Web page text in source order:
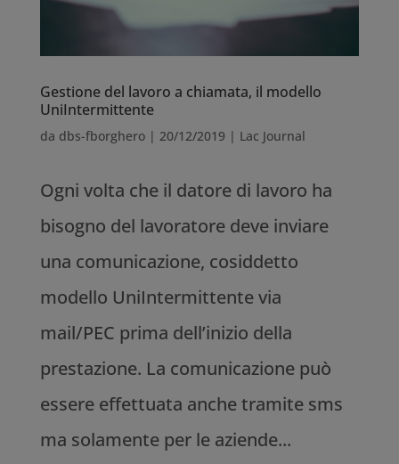
Gestione del lavoro a chiamata, il modello
UniIntermittente
da dbs-fborghero| 20/12/2019 | Lac Journal
Ogni volta che il datore di lavoro ha
bisogno del lavoratore deve inviare
una comunicazione, cosiddetto
modello UniIntermittente via
mail/PEC prima dell’inizio della
prestazione. La comunicazione può
essere effettuata anche tramite sms
ma solamente per le aziende...